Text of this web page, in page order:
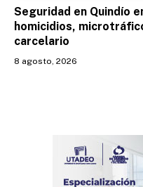
Seguridad en Quindío
homicidios,
carcelario
8 agosto, 2026